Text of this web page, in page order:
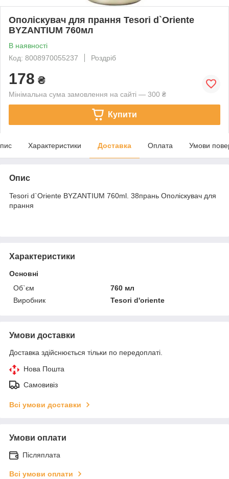
Ополіскувач для прання Tesori d`Oriente
BYZANTIUM 760мл
В наявності
Код: 8008970055237
Роздріб
178 ₴
Мінімальна сума замовлення на сайті — 300 ₴
Купити
Характеристики Доставка Оплата Умови
Опис
Tesori d`Oriente BYZANTIUM 760ml. 38прань Ополіскувач для
прання
Характеристики
Основні
Об`єм
760 мл
Виробник
Tesori d'oriente
Умови доставки
Доставка здійснюється тільки по передоплаті.
Нова Пошта
Самовивіз
Всі умови доставки
Умови оплати
Післяплата
Всі умови оплати